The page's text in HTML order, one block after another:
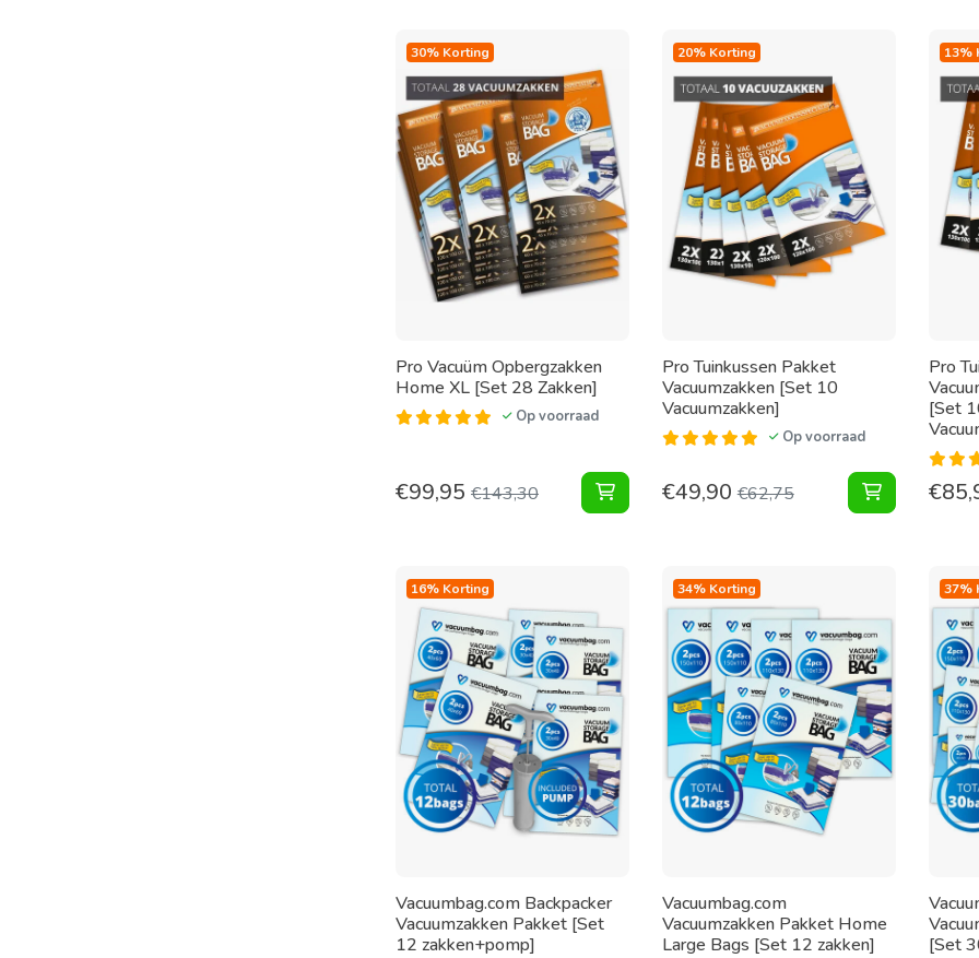
30% Korting
Pro Vacuüm Opbergzakken
Home XL [Set 28 Zakken]
Op voorraad
€99,95 €143,30 Vacuüm Opbergzakken Home XL [Set 28
20% Korting
Pro Tuinkussen Pakket
Vacuumzakken [Set 10
Vacuumzakken]
Op voorraad
€49,90€62,75 Tuinkussen
13%
Pro
[Set
€
16% Korting
Vacuumbag.com Backpacker
Vacuumzakken Pakket [Set
12 zakken+pomp]
34% Korting
Vacuumbag.com
Vacuumzakken Pakket Home
Large Bags [Set 12 zakken]
37%
[Set